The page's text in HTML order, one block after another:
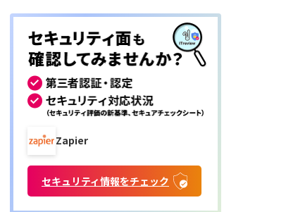
Zapier
セキュリティ情報をチェック